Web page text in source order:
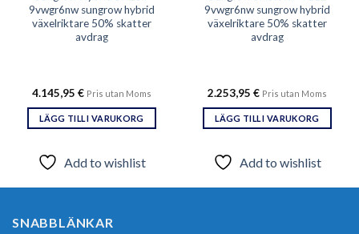
9vwgr6nw sungrow hybrid
växelriktare 50% skatter
avdrag
4.145,95 € Pris utan Moms
LÄGG TILL I VARUKORG
Add to wishlist
9vwgr6nw sungrow hybrid
växelriktare 50% skatter
avdrag
2.253,95 € Pris utan Moms
LÄGG TILL I VARUKORG
Add to wishlist
SNABBLÄNKAR